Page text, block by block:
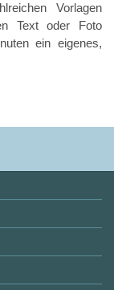
Vorlagen
Text oder Foto
ein eigenes,